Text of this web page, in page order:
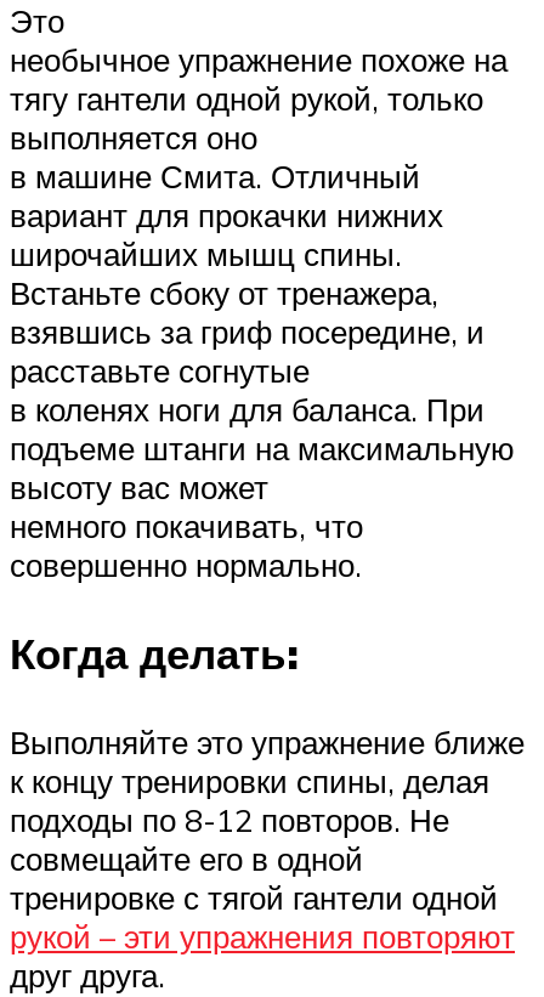
Это
необычное упражнение похоже на
тягу гантели одной рукой, только
выполняется оно
в машине Смита. Отличный
вариант для прокачки нижних
широчайших мышц спины.
Встаньте сбоку от тренажера,
взявшись за гриф посередине, и
расставьте согнутые
в коленях ноги для баланса. При
подъеме штанги на максимальную
высоту вас может
немного покачивать, что
совершенно нормально.
Когда делать:
Выполняйте это упражнение ближе
к концу тренировки спины, делая
подходы по 8-12 повторов. Не
совмещайте его в одной
тренировке с тягой гантели одной
рукой – эти упражнения повторяют
друг друга.